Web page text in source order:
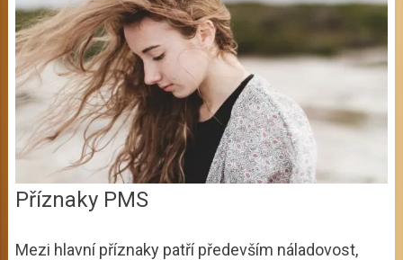
Příznaky PMS
Mezi hlavní příznaky patří především náladovost,